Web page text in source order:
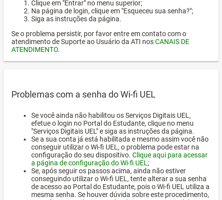
Clique em "Entrar" no menu superior;
Na página de login, clique em "Esqueceu sua senha?";
Siga as instruções da página.
Se o problema persistir, por favor entre em contato com o
atendimento de Suporte ao Usuário da ATI nosCANAIS DE
ATENDIMENTO.
Problemas com a senha do Wi-fi UEL
Se você ainda não habilitou os Serviços Digitais UEL,
efetue o login no Portal do Estudante, clique no menu
"Serviços Digitais UEL" e siga as instruções da página.
Se a sua conta já está habilitada e mesmo assim você não
conseguir utilizar o Wi-fi UEL, o problema pode estar na
configuração do seu dispositivo. Clique aqui para acessar
a página de configuração do Wi-fi UEL ;
Se, após seguir os passos acima, ainda não estiver
conseguindo utilizar o Wi-fi UEL, tente alterar a sua senha
de acesso ao Portal do Estudante, pois o Wi-fi UEL utiliza a
mesma senha. Se houver dúvida sobre este procedimento,